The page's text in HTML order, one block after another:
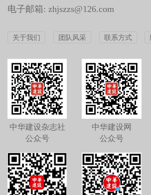
电子邮箱: zhjszzs@126.com
关于我们 团队风采 联系方式
中华建设杂志社
公众号
中华建设网
公众号